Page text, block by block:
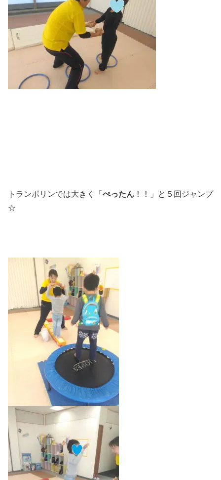
トランポリンでは大きく「 ぺったん ！！」と５回ジャンプ
☆